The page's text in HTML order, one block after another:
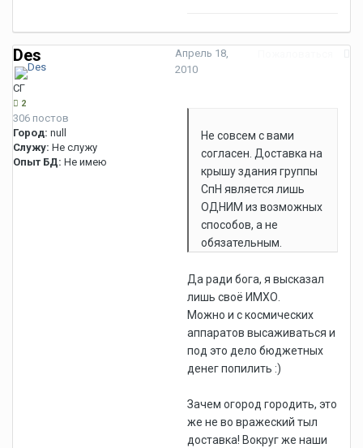
Des
СГ
2
306 постов
Город: null
Служу: Не служу
Опыт БД: Не имею
Апрель 18,
2010
Не совсем с вами
согласен. Доставка на
крышу здания группы
СпН является лишь
ОДНИМ из возможных
способов, а не
обязательным.
Да ради бога, я высказал
лишь своё ИМХО.
Можно и с космических
аппаратов высаживаться и
под это дело бюджетных
денег попилить :)
Зачем огород городить, это
же не во вражеский тыл
доставка! Вокруг же наши